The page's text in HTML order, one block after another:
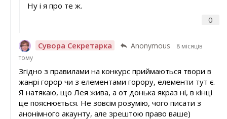
0
Ну і я про те ж.
Сувора Секретарка Anonymous
8 місяців
тому
Згідно з правилами на конкурс приймаються твори в
жанрі горор чи з елементами горору, елементи тут є.
Я натякаю, що Лея жива, а от донька якраз ні, в кінці
це пояснюється. Не зовсім розумію, чого писати з
анонімного акаунту, але зрештою право ваше)